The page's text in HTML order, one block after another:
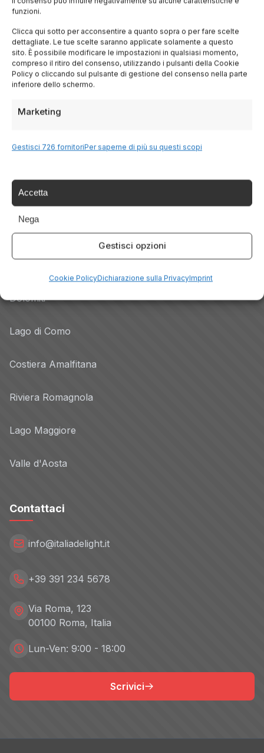
funzioni.
Clicca qui sotto per acconsentire a quanto sopra o per fare scelte
dettagliate. Le tue scelte saranno applicate solamente a questo
sito. È possibile modificare le impostazioni in qualsiasi momento,
compreso il ritiro del consenso, utilizzando i pulsanti della Cookie
Policy o cliccando sul pulsante di gestione del consenso nella parte
inferiore dello schermo.
Marketing
Gestisci 726 fornitoriPer saperne di più su questi scopi
Accetta
Nega
Gestisci opzioni
Cookie PolicyDichiarazione sulla PrivacyImprint
Trentino
Piemonte
Sardegna
Tutte le Regioni →
Destinazioni
Dolomiti
Lago di Como
Costiera Amalfitana
Riviera Romagnola
Lago Maggiore
Valle d'Aosta
Contattaci
info@italiadelight.it
+39 391 234 5678
Via Roma, 123
00100 Roma, Italia
Lun-Ven: 9:00 - 18:00
Scrivici